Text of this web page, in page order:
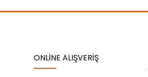
Gönder
ONLİNE ALIŞVERİŞ